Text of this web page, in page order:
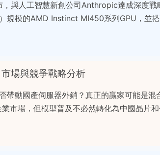
與人工智慧新創公司Anthropic達成深度
規模的AMD Instinct MI450系列GPU，並
場與競爭戰略分析
帶動國產伺服器外銷？真正的贏家可能是
市場，但模型普及不必然轉化為中國晶片